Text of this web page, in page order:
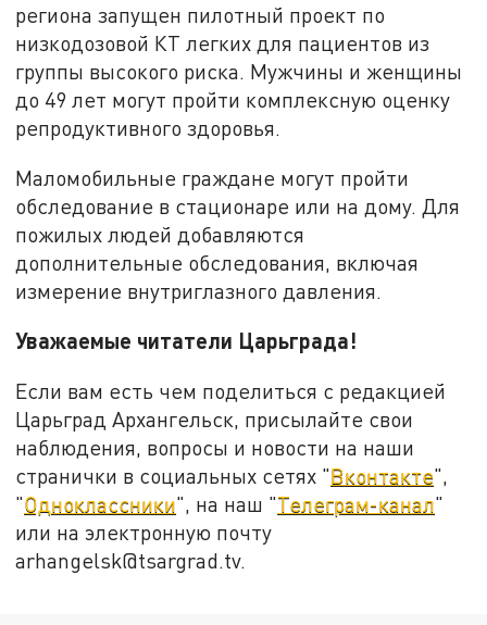
региона запущен пилотный проект по
низкодозовой КТ легких для пациентов из
группы высокого риска. Мужчины и женщины
до 49 лет могут пройти комплексную оценку
репродуктивного здоровья.
Маломобильные граждане могут пройти
обследование в стационаре или на дому. Для
пожилых людей добавляются
дополнительные обследования, включая
измерение внутриглазного давления.
Уважаемые читатели Царьграда!
Если вам есть чем поделиться с редакцией
Царьград Архангельск, присылайте свои
наблюдения, вопросы и новости на наши
странички в социальных сетях "Вконтакте",
"Одноклассники", на наш "Телеграм-канал"
или на электронную почту
arhangelsk@tsargrad.tv.